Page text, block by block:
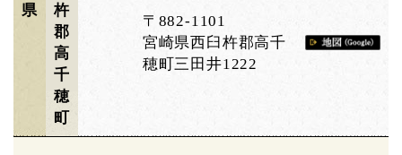
県
杵
郡
高
千
穂
町
〒882-1101
宮崎県西臼杵郡高千
穂町三田井1222